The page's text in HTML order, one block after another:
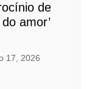
de
amor’
17, 2026